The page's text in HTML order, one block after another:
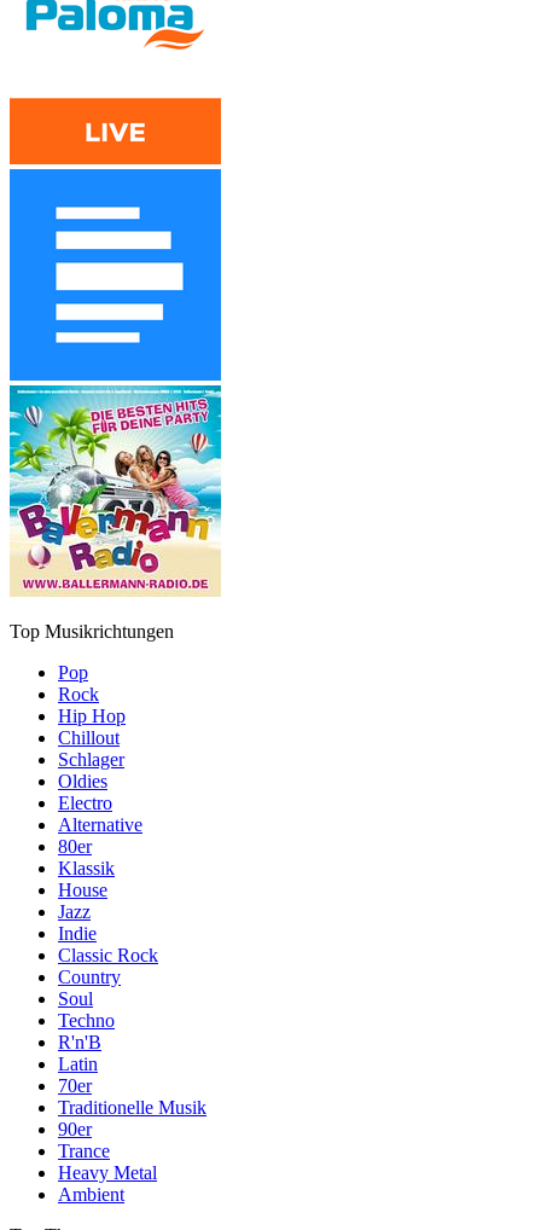
Top Musikrichtungen
Pop
Rock
Hip Hop
Chillout
Schlager
Oldies
Electro
Alternative
80er
Klassik
House
Jazz
Indie
Classic Rock
Country
Soul
Techno
R'n'B
Latin
70er
Traditionelle Musik
90er
Trance
Heavy Metal
Ambient